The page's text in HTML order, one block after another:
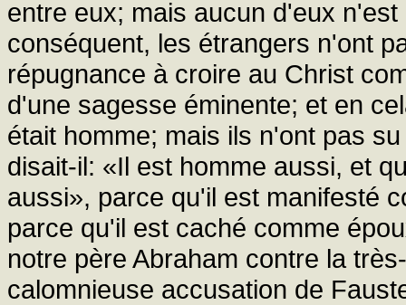
entre eux; mais aucun d'eux
conséquent, les étrangers n'ont
répugnance à croire au Christ
d'une sagesse éminente; et en
était homme; mais ils n'ont pas
disait-il: «Il est homme aussi, et
aussi», parce qu'il est manifesté
parce qu'il est caché comme
notre père Abraham contre la
calomnieuse accusation de